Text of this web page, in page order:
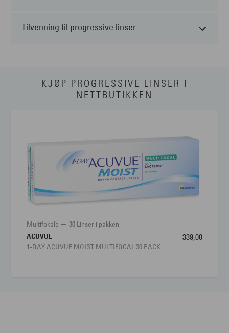
Tilvenning til progressive linser
KJØP PROGRESSIVE LINSER I
NETTBUTIKKEN
Multifokale
30 Linser i pakken
ACUVUE
1-DAY ACUVUE MOIST MULTIFOCAL 30 PACK
339,00